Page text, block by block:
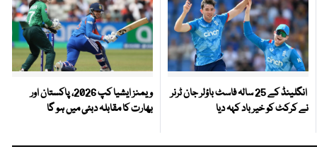
انگلینڈ کے 25 سالہ فاسٹ باؤلر جان ٹرنر
نے کرکٹ کو خیر باد کہہ دیا
ویمنز ایشیا کپ 2026، پاکستان اور
بھارت کا مقابلہ دبئی میں ہو گا